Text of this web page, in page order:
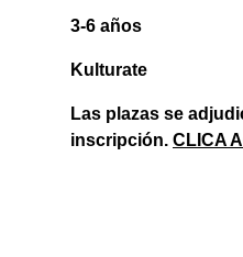
3-6 años
Kulturate
Las plazas se
inscripción. CLICA